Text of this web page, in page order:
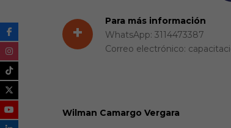
+
Para más información
WhatsApp: 3114473387
Correo electrónico:
Wilman Camargo Vergara